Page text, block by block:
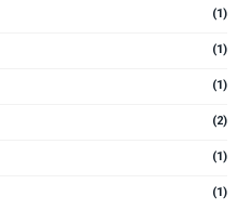
(1)
(1)
(1)
(2)
(1)
(1)